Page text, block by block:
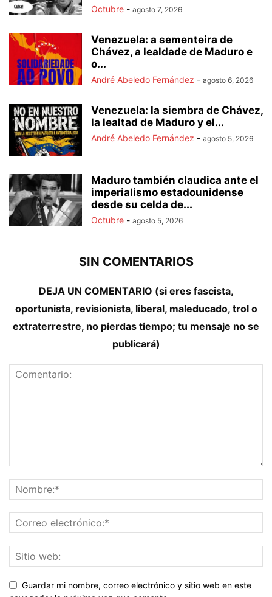
Octubre - agosto 7, 2026
Venezuela: a sementeira de
Chávez, a lealdade de Maduro e
o...
André Abeledo Fernández - agosto 6, 2026
Venezuela: la siembra de Chávez,
la lealtad de Maduro y el...
André Abeledo Fernández - agosto 5, 2026
Maduro también claudica ante el
imperialismo estadounidense
desde su celda de...
Octubre - agosto 5, 2026
SIN COMENTARIOS
DEJA UN COMENTARIO (si eres fascista,
oportunista, revisionista, liberal, maleducado, trol o
extraterrestre, no pierdas tiempo; tu mensaje no se
publicará)
Guardar mi nombre, correo electrónico y sitio web en este